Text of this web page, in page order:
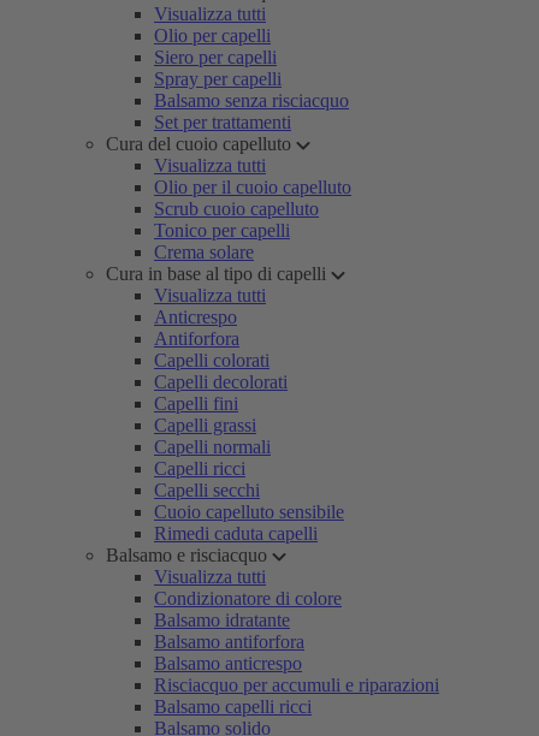
Visualizza tutti
Olio per capelli
Siero per capelli
Spray per capelli
Balsamo senza risciacquo
Set per trattamenti
Cura del cuoio capelluto
Visualizza tutti
Olio per il cuoio capelluto
Scrub cuoio capelluto
Tonico per capelli
Crema solare
Cura in base al tipo di capelli
Visualizza tutti
Anticrespo
Antiforfora
Capelli colorati
Capelli decolorati
Capelli fini
Capelli grassi
Capelli normali
Capelli ricci
Capelli secchi
Cuoio capelluto sensibile
Rimedi caduta capelli
Balsamo e risciacquo
Visualizza tutti
Condizionatore di colore
Balsamo idratante
Balsamo antiforfora
Balsamo anticrespo
Risciacquo per accumuli e riparazioni
Balsamo capelli ricci
Balsamo solido